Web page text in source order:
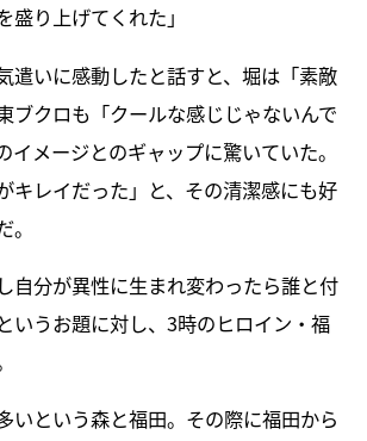
盛り上げてくれた」
遣いに感動したと話すと、堀は「素敵
ブクロも「クールな感じじゃないんで
イメージとのギャップに驚いていた。
キレイだった」と、その清潔感にも好
自分が異性に生まれ変わったら誰と付
いうお題に対し、3時のヒロイン・福
いという森と福田。その際に福田から